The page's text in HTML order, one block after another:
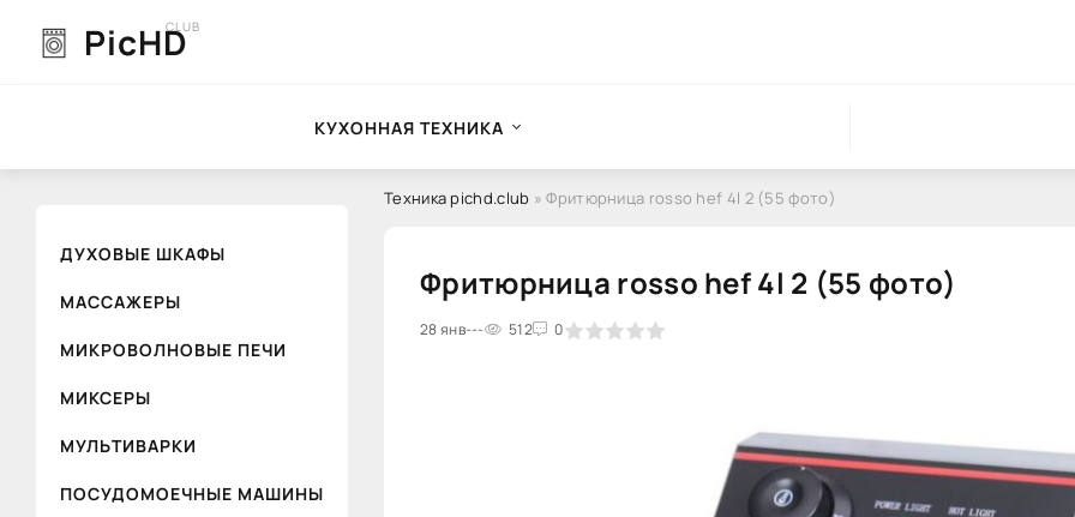
PicHD
CLUB
КУХОННАЯ ТЕХНИКА
ДУХОВЫЕ ШКАФЫ
МАССАЖЕРЫ
МИКРОВОЛНОВЫЕ ПЕЧИ
МИКСЕРЫ
МУЛЬТИВАРКИ
ПОСУДОМОЕЧНЫЕ МАШИНЫ
Техника pichd.club » Фритюрница rosso hef 4l 2 (55 фото)
Фритюрница rosso hef 4l 2 (55 фото)
28 янв--- 512 0
1 2 3 4 5